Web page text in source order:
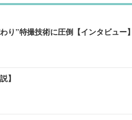
”特撮技術に圧倒【インタビュー】
】